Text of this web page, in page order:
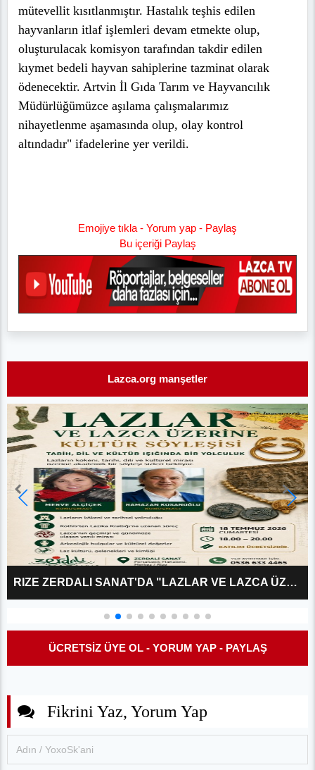
mütevellit kısıtlanmıştır. Hastalık teşhis edilen
hayvanların itlaf işlemleri devam etmekte olup,
oluşturulacak komisyon tarafından takdir edilen
kıymet bedeli hayvan sahiplerine tazminat olarak
ödenecektir. Artvin İl Gıda Tarım ve Hayvancılık
Müdürlüğümüzce aşılama çalışmalarımız
nihayetlenme aşamasında olup, olay kontrol
altındadır" ifadelerine yer verildi.
Emojiye tıkla - Yorum yap - Paylaş
Bu içeriği Paylaş
Lazca.org manşetler
ÜCRETSİZ ÜYE OL - YORUM YAP - PAYLAŞ
Fikrini Yaz, Yorum Yap